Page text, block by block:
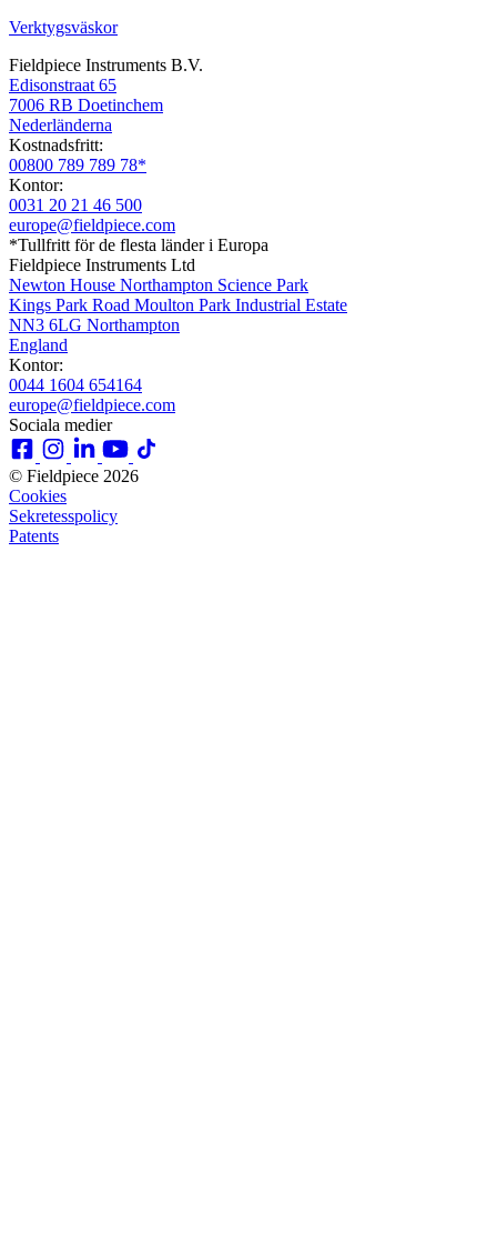
Verktygsväskor
Fieldpiece Instruments B.V.
Edisonstraat 65
7006 RB Doetinchem
Nederländerna
Kostnadsfritt:
00800 789 789 78*
Kontor:
0031 20 21 46 500
europe@fieldpiece.com
*Tullfritt för de flesta länder i Europa
Fieldpiece Instruments Ltd
Newton House Northampton Science Park
Kings Park Road Moulton Park Industrial Estate
NN3 6LG Northampton
England
Kontor:
0044 1604 654164
europe@fieldpiece.com
Sociala medier
© Fieldpiece 2026
Cookies
Sekretesspolicy
Patents